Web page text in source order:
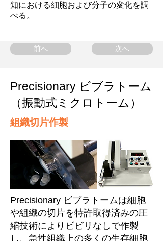
知における細胞および分子の変化を調
べる。
前へ 次へ
Precisionary ビブラトーム
（振動式ミクロトーム）
組織切片作製
Precisionary ビブラトームは細胞
や組織の切片を特許取得済みの圧
縮技術によりビビリなしで作製
し、急性組織上の多くの生存細胞